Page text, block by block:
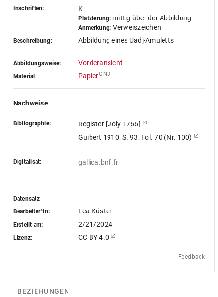
Inschriften: K
Platzierung:mittig über der Abbildung
Anmerkung: Verweiszeichen
Beschreibung: Abbildung eines Uadj-Amuletts
Abbildungsweise: Vorderansicht
Material: PapierGND
Nachweise
Bibliographie:
Register [Joly 1766]
Guibert 1910, S. 93, Fol. 70 (Nr. 100)
Digitalisat: gallica.bnf.fr
Datensatz
Bearbeiter*in:
Lea Küster
Erstellt am: 2/21/2024
Lizenz: CC BY 4.0
Feedback
BEZIEHUNGEN